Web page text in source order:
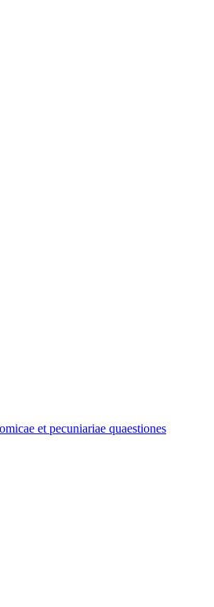
et pecuniariae quaestiones